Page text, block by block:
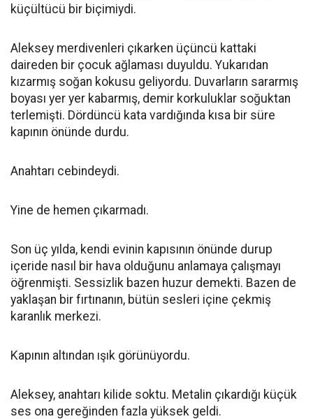
küçültücü bir biçimiydi.
Aleksey merdivenleri çıkarken üçüncü kattaki
daireden bir çocuk ağlaması duyuldu. Yukarıdan
kızarmış soğan kokusu geliyordu. Duvarların sararmış
boyası yer yer kabarmış, demir korkuluklar soğuktan
terlemişti. Dördüncü kata vardığında kısa bir süre
kapının önünde durdu.
Anahtarı cebindeydi.
Yine de hemen çıkarmadı.
Son üç yılda, kendi evinin kapısının önünde durup
içeride nasıl bir hava olduğunu anlamaya çalışmayı
öğrenmişti. Sessizlik bazen huzur demekti. Bazen de
yaklaşan bir fırtınanın, bütün sesleri içine çekmiş
karanlık merkezi.
Kapının altından ışık görünüyordu.
Aleksey, anahtarı kilide soktu. Metalin çıkardığı küçük
ses ona gereğinden fazla yüksek geldi.